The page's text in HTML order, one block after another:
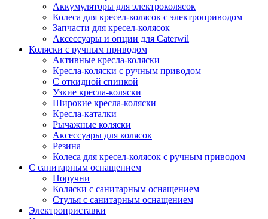
Аккумуляторы для электроколясок
Колеса для кресел-колясок с электроприводом
Запчасти для кресел-колясок
Аксессуары и опции для Caterwil
Коляски с ручным приводом
Активные кресла-коляски
Кресла-коляски с ручным приводом
С откидной спинкой
Узкие кресла-коляски
Широкие кресла-коляски
Кресла-каталки
Рычажные коляски
Аксессуары для колясок
Резина
Колеса для кресел-колясок с ручным приводом
С санитарным оснащением
Поручни
Коляски с санитарным оснащением
Стулья с санитарным оснащением
Электроприставки